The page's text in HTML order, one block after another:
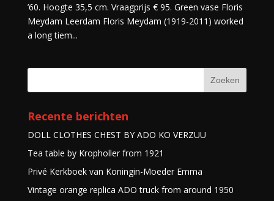
’60. Hoogte 35,5 cm. Vraagprijs € 95. Green vase Floris
Meydam Leerdam Floris Meydam (1919-2011) worked
a long tiem...
Recente berichten
DOLL CLOTHES CHEST BY ADO KO VERZUU
Tea table by Kropholler from 1921
Privé Kerkboek van Koningin-Moeder Emma
Vintage orange replica ADO truck from around 1950